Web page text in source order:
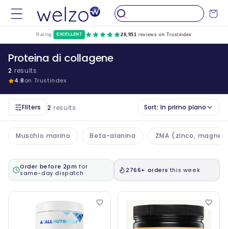
Salta al
contenuto
Carrello
Rating: EXCELLENT 28,951 reviews on Trustindex
Proteina di collagene
2 results
4.8on Trustindex
Filters 2 results Sort: In primo piano
Muschio marino Beta-alanina ZMA (zinco,
Order before 2pm for
same-day dispatch
2766+ orders this week